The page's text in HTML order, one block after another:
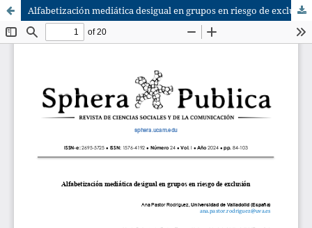
Alfabetización mediática desigual en grupos en riesgo de exclusión